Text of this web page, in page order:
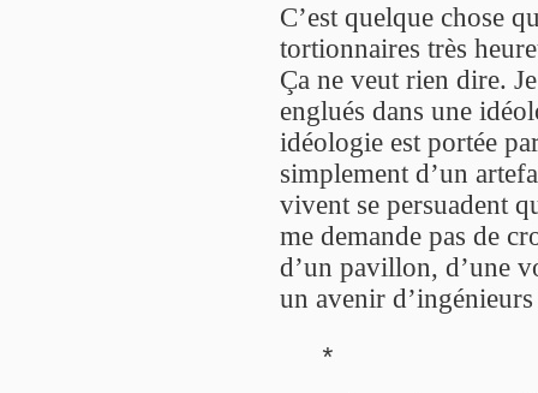
C’est quelque chose
tortionnaires très
Ça ne veut rien dire.
englués dans une
idéologie est portée
simplement d’un
vivent se persuadent
me demande pas de
d’un pavillon, d’une
un avenir
*